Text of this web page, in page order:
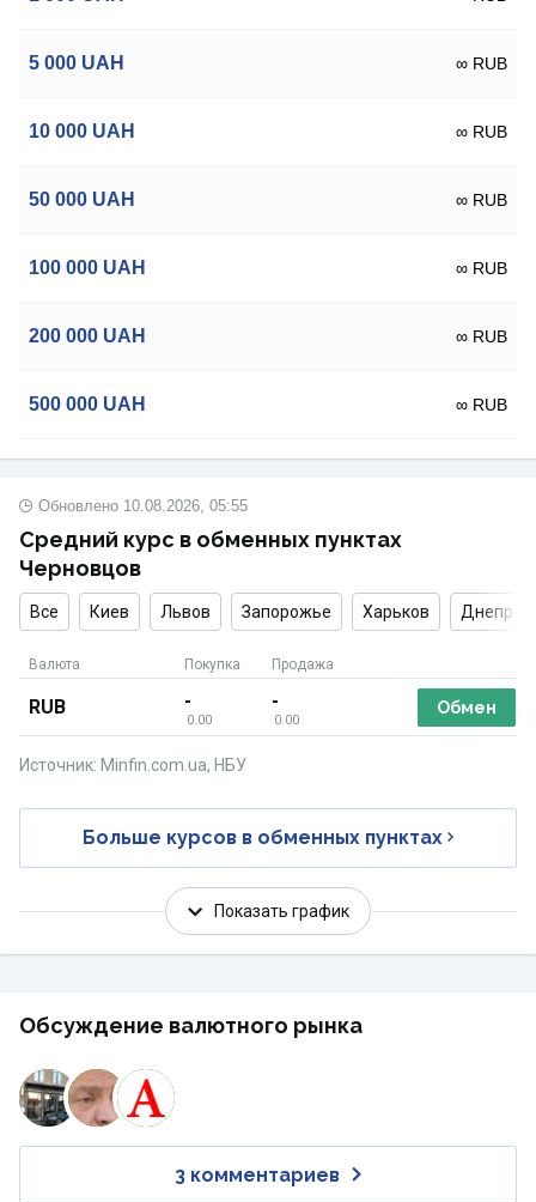
5 000 UAH ∞ RUB
10 000 UAH ∞ RUB
50 000 UAH ∞ RUB
100 000 UAH ∞ RUB
200 000 UAH ∞ RUB
500 000 UAH ∞ RUB
Средний курс в обменных пунктах
Черновцов
Обновлено 10.08.2026, 05:55
Все Киев Львов Запорожье Харьков Днепр
Валюта Покупка Продажа
RUB -
0.00
-
0.00
Обмен
Больше курсов в обменных пунктах
Источник: Minfin.com.ua, НБУ
Показать график
Обсуждение валютного рынка
3 комментариев